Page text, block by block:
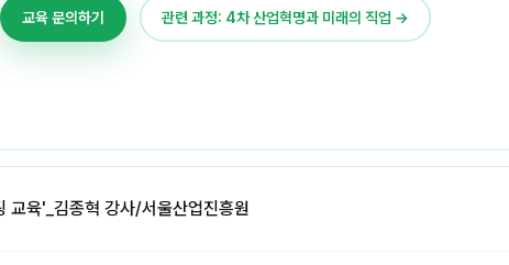
교육 문의하기 관련 과정: 4차 산업혁명과 미래의 직업 →
교육'_김종혁 강사/서울산업진흥원